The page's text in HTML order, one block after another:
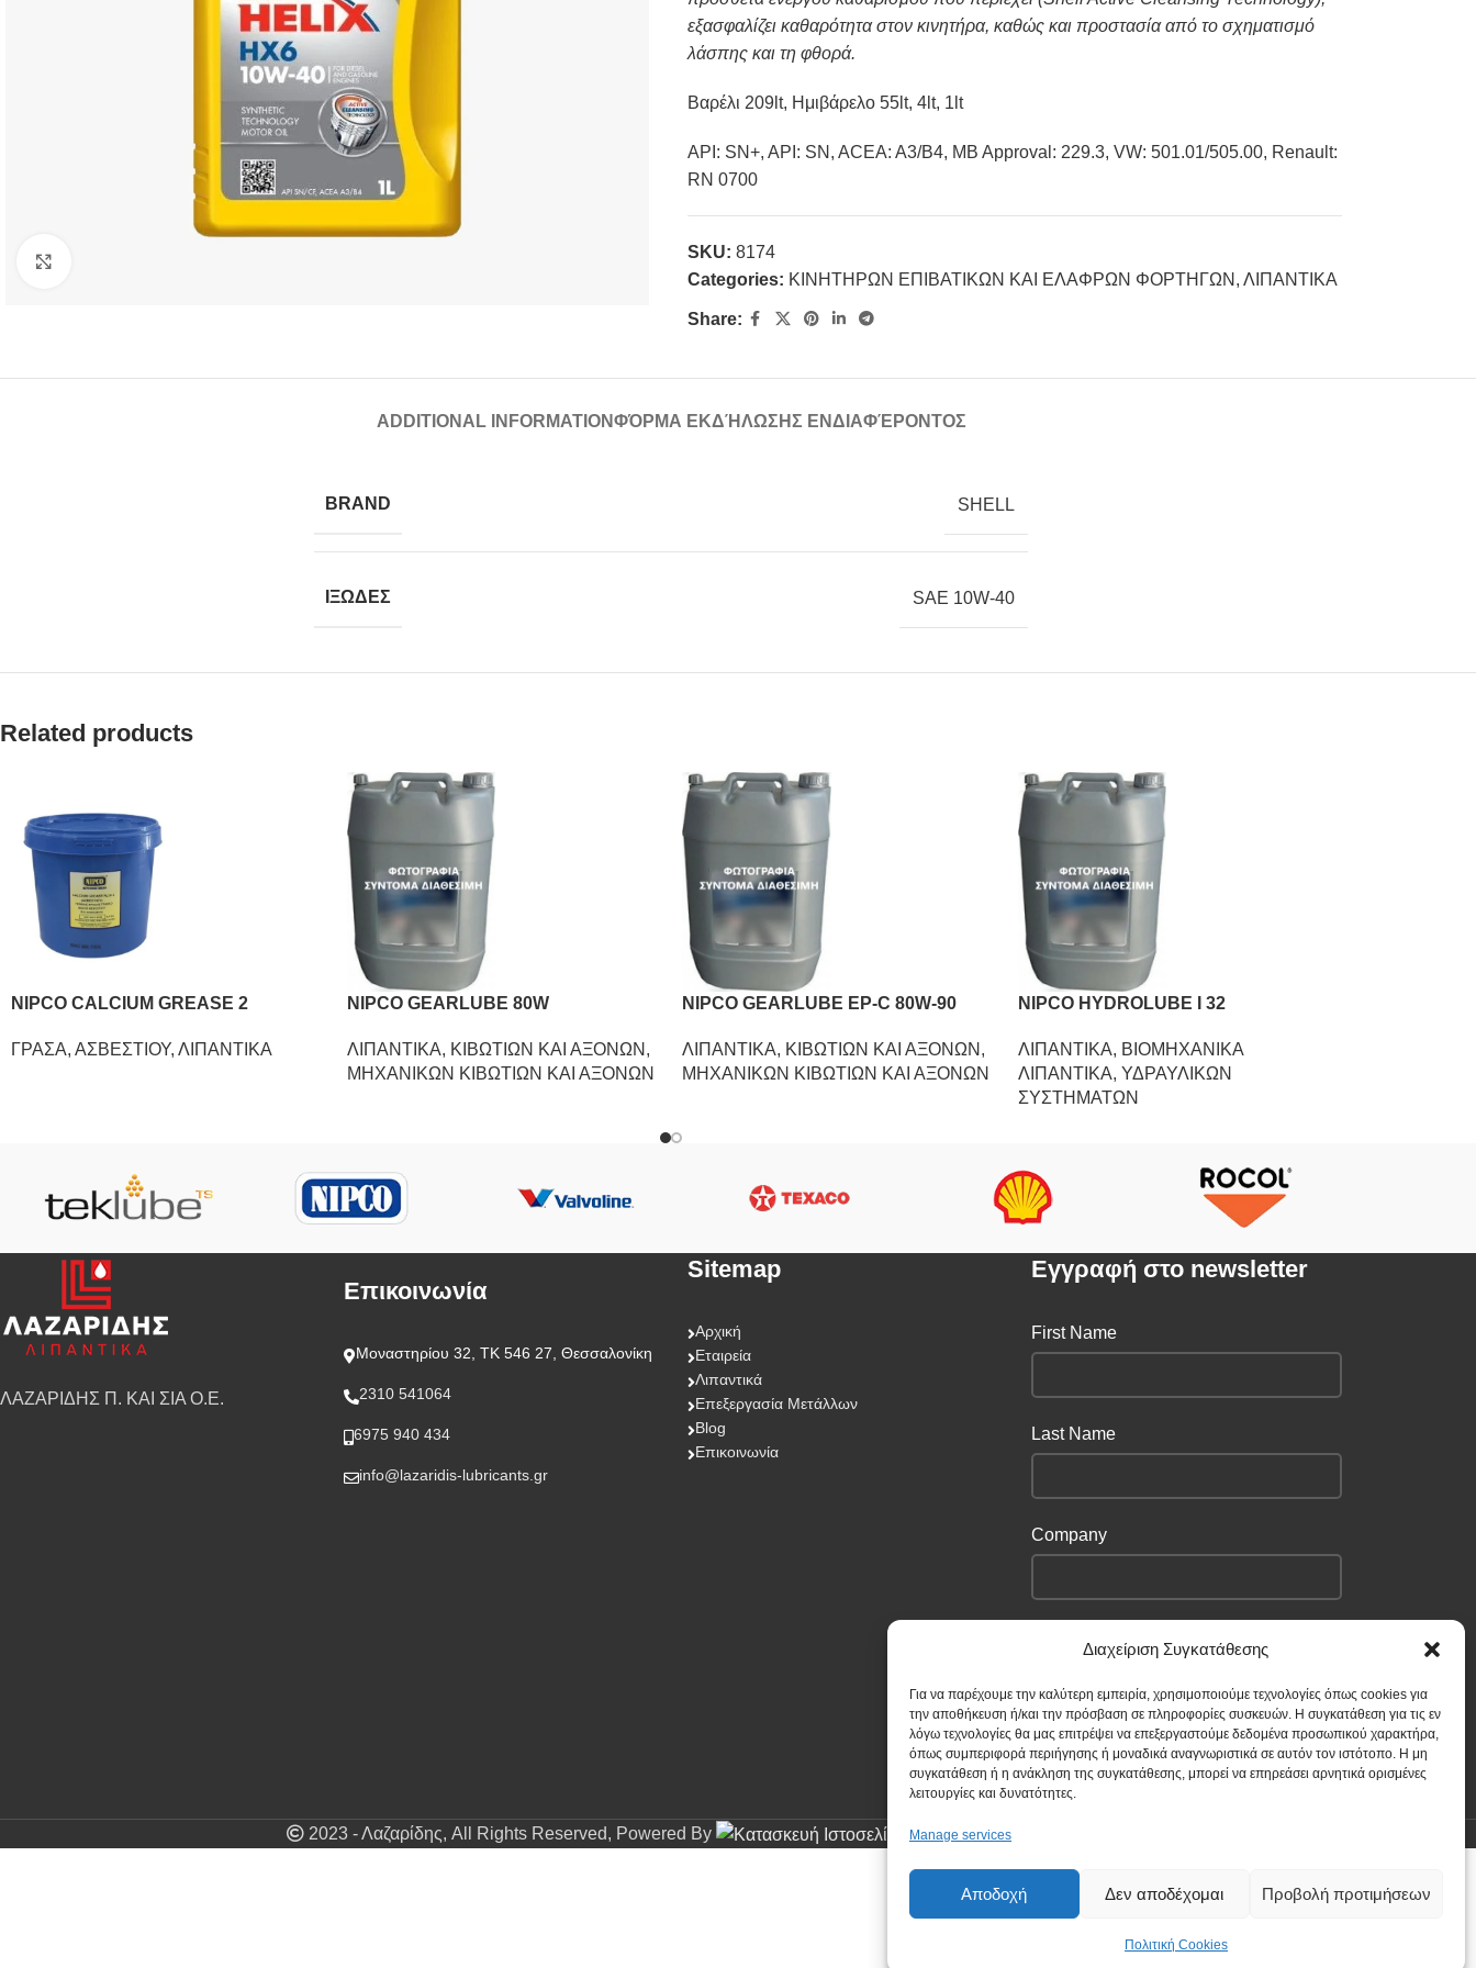
Διαχείριση Συγκατάθεσης
Για να παρέχουμε την καλύτερη εμπειρία, χρησιμοποιούμε τεχνολογίες όπως cookies για
την αποθήκευση ή/και την πρόσβαση σε πληροφορίες συσκευών. Η συγκατάθεση για τις εν
λόγω τεχνολογίες θα μας επιτρέψει να επεξεργαστούμε δεδομένα προσωπικού χαρακτήρα,
όπως συμπεριφορά περιήγησης ή μοναδικά αναγνωριστικά σε αυτόν τον ιστότοπο. Η μη
συγκατάθεση ή η ανάκληση της συγκατάθεσης, μπορεί να επηρεάσει αρνητικά ορισμένες
λειτουργίες και δυνατότητες.
Manage services
Αποδοχή Δεν αποδέχομαι Προβολή προτιμήσεων
Πολιτική Cookies
εξασφαλίζει καθαρότητα στον κινητήρα, καθώς και προστασία από το σχηματισμό
λάσπης και τη φθορά.
Βαρέλι 209lt, Ημιβάρελο 55lt, 4lt, 1lt
API: SN+, API: SN, ACEA: A3/B4, MB Approval: 229.3, VW: 501.01/505.00, Renault:
RN 0700
SKU: 8174
Categories: ΚΙΝΗΤΗΡΩΝ ΕΠΙΒΑΤΙΚΩΝ ΚΑΙ ΕΛΑΦΡΩΝ ΦΟΡΤΗΓΩΝ , ΛΙΠΑΝΤΙΚΑ
Share:
ADDITIONAL INFORMATIONΦΌΡΜΑ ΕΚΔΉΛΩΣΗΣ ΕΝΔΙΑΦΈΡΟΝΤΟΣ
BRAND SHELL
ΙΞΩΔΕΣ SAE 10W-40
Related products
NIPCO CALCIUM GREASE 2
ΓΡΑΣΑ, ΑΣΒΕΣΤΙΟΥ, ΛΙΠΑΝΤΙΚΑ
NIPCO GEARLUBE 80W
ΛΙΠΑΝΤΙΚΑ, ΚΙΒΩΤΙΩΝ ΚΑΙ ΑΞΟΝΩΝ ,
ΜΗΧΑΝΙΚΩΝ ΚΙΒΩΤΙΩΝ ΚΑΙ ΑΞΟΝΩΝ
NIPCO GEARLUBE EP-C 80W-90
ΛΙΠΑΝΤΙΚΑ, ΚΙΒΩΤΙΩΝ ΚΑΙ ΑΞΟΝΩΝ ,
ΜΗΧΑΝΙΚΩΝ ΚΙΒΩΤΙΩΝ ΚΑΙ ΑΞΟΝΩΝ
NIPCO HYDROLUBE I 32
ΛΙΠΑΝΤΙΚΑ, ΒΙΟΜΗΧΑΝΙΚΑ
ΛΙΠΑΝΤΙΚΑ, ΥΔΡΑΥΛΙΚΩΝ
ΣΥΣΤΗΜΑΤΩΝ
ΛΑΖΑΡΙΔΗΣ Π. ΚΑΙ ΣΙΑ Ο.Ε.
Επικοινωνία
Μοναστηρίου 32, ΤΚ 546 27, Θεσσαλονίκη
2310 541064
6975 940 434
info@lazaridis-lubricants.gr
Sitemap
Αρχική
Εταιρεία
Λιπαντικά
Επεξεργασία Μετάλλων
Blog
Επικοινωνία
Eγγραφή στο newsletter
First Name
Last Name
Company
conditions
2023 - Λαζαρίδης, All Rights Reserved, Powered By